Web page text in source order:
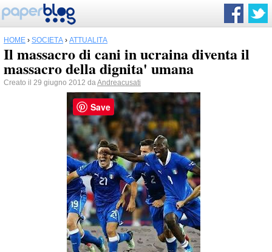
HOME › SOCIETÀ › ATTUALITÀ
Il massacro di cani in ucraina diventa il
massacro della dignita' umana
Creato il 29 giugno 2012 daAndreacusati
Save